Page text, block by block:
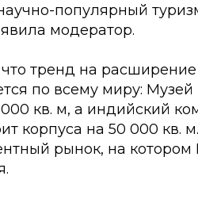
популярный
модератор.
тренд на
по всему миру:
кв. м, а индийский
корпуса на 50 000 кв.
рынок, на котором